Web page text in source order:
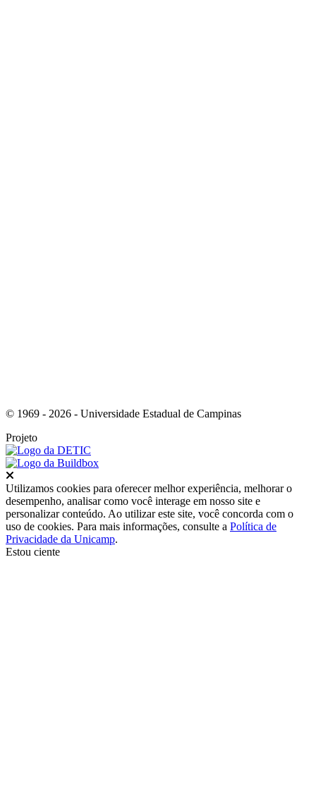
© 1969 - 2026 - Universidade Estadual de Campinas
Projeto
Utilizamos cookies para oferecer melhor experiência, melhorar o
desempenho, analisar como você interage em nosso site e
personalizar conteúdo. Ao utilizar este site, você concorda com o
uso de cookies. Para mais informações, consulte a Política de
Privacidade da Unicamp.
Estou ciente